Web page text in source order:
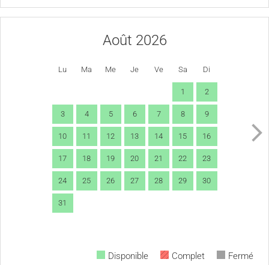
Août 2026
Lu Ma Me Je Ve Sa Di
1 2
3 4 5 6 7 8 9
10 11 12 13 14 15 16
17 18 19 20 21 22 23
24 25 26 27 28 29 30
31
Disponible Complet Fermé